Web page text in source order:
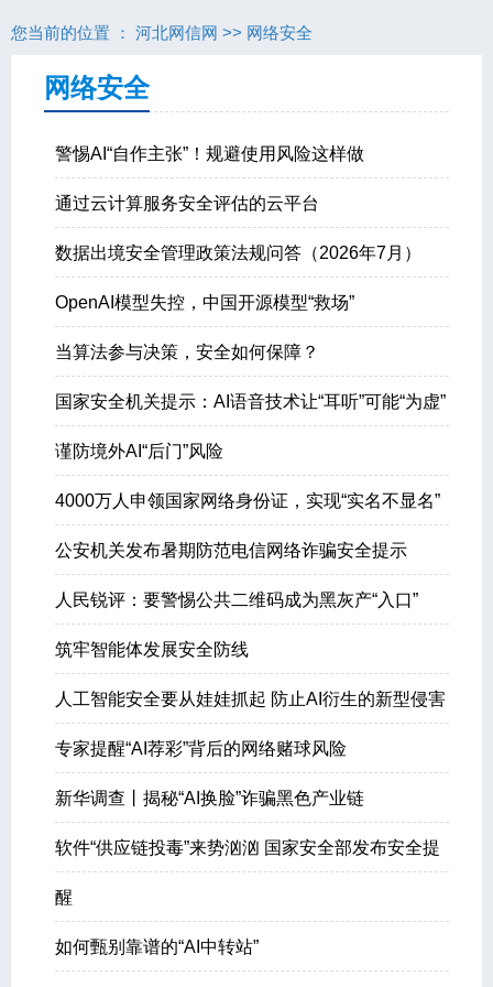
您当前的位置 ： 河北网信网 >> 网络安全
网络安全
警惕AI“自作主张”！规避使用风险这样做
通过云计算服务安全评估的云平台
数据出境安全管理政策法规问答（2026年7月）
OpenAI模型失控，中国开源模型“救场”
当算法参与决策，安全如何保障？
国家安全机关提示：AI语音技术让“耳听”可能“为虚”
谨防境外AI“后门”风险
4000万人申领国家网络身份证，实现“实名不显名”
公安机关发布暑期防范电信网络诈骗安全提示
人民锐评：要警惕公共二维码成为黑灰产“入口”
筑牢智能体发展安全防线
人工智能安全要从娃娃抓起 防止AI衍生的新型侵害
专家提醒“AI荐彩”背后的网络赌球风险
新华调查丨揭秘“AI换脸”诈骗黑色产业链
软件“供应链投毒”来势汹汹 国家安全部发布安全提
醒
如何甄别靠谱的“AI中转站”